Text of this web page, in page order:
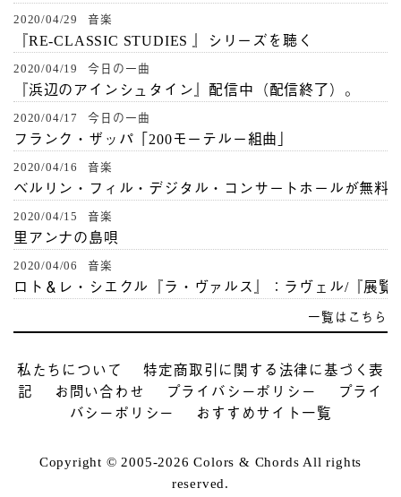
2020/04/29 音楽
『RE-CLASSIC STUDIES 』シリーズを聴く
2020/04/19 今日の一曲
『浜辺のアインシュタイン』配信中（配信終了）。
2020/04/17 今日の一曲
フランク・ザッパ「200モーテルー組曲」
2020/04/16 音楽
ベルリン・フィル・デジタル・コンサートホールが無料
2020/04/15 音楽
里アンナの島唄
2020/04/06 音楽
ロト＆レ・シエクル『ラ・ヴァルス』：ラヴェル/『展
一覧はこちら
私たちについて
特定商取引に関する法律に基づく表
記
お問い合わせ プライバシーポリシー
プライ
バシーポリシー
おすすめサイト一覧
Copyright © 2005-2026 Colors & Chords All rights
reserved.